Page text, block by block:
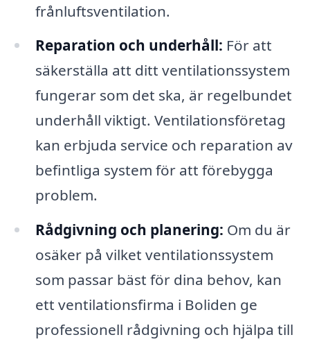
frånluftsventilation.
Reparation och underhåll: För att
säkerställa att ditt ventilationssystem
fungerar som det ska, är regelbundet
underhåll viktigt. Ventilationsföretag
kan erbjuda service och reparation av
befintliga system för att förebygga
problem.
Rådgivning och planering: Om du är
osäker på vilket ventilationssystem
som passar bäst för dina behov, kan
ett ventilationsfirma i Boliden ge
professionell rådgivning och hjälpa till